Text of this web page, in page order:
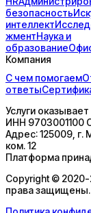
безопасность
интеллект
жментНаука и
образование
Компания
С чем помогаем
ответы
Услуги оказывает
ИНН 9703001100
Адрес:125009, г.
ком. 12
Платформа
Copyright ©
права защищены.